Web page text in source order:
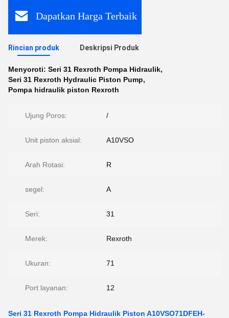
Dapatkan Harga Terbaik
Rincian produk Deskripsi Produk
Menyoroti: Seri 31 Rexroth Pompa Hidraulik,
Seri 31 Rexroth Hydraulic Piston Pump,
Pompa hidraulik piston Rexroth
Ujung Poros: /
Unit piston aksial: A10VSO
Arah Rotasi: R
segel: A
Seri: 31
Merek: Rexroth
Ukuran: 71
Port layanan: 12
Seri 31 Rexroth Pompa Hidraulik Piston A10VSO71DFEH-